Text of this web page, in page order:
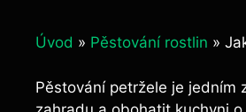
Úvod » Pěstování rostlin »
Pěstování petržele ‍je jedním⁢